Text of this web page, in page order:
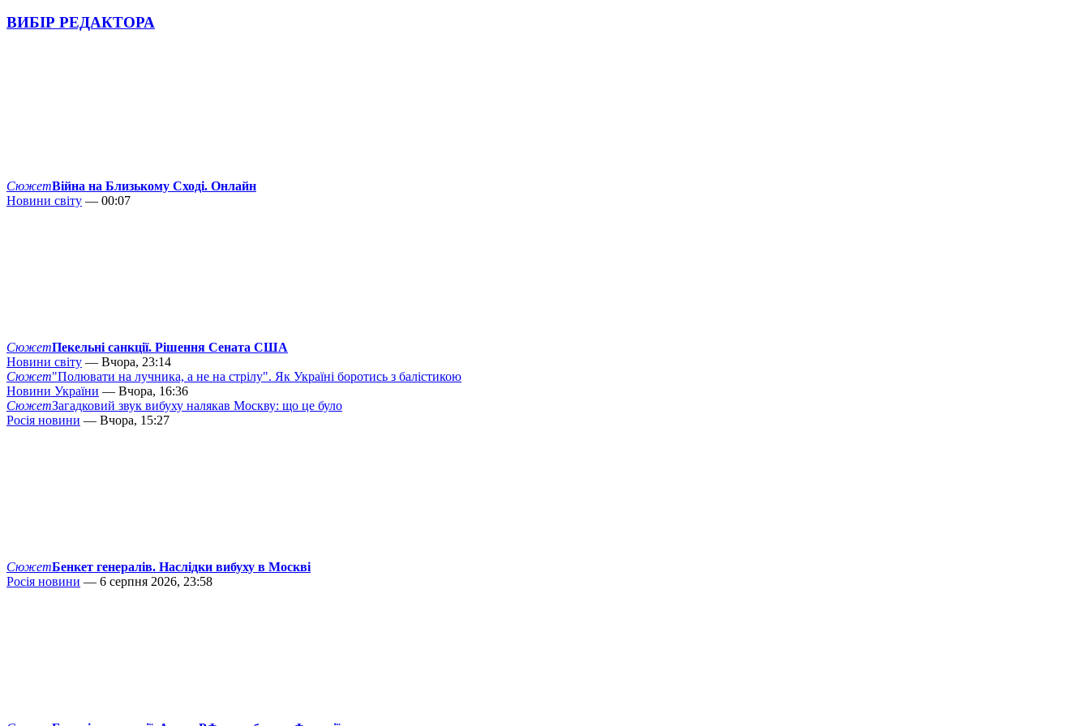
ВИБІР РЕДАКТОРА
СюжетВійна на Близькому Сході. Онлайн
Новини світу — 00:07
СюжетПекельні санкції. Рішення Сената США
Новини світу — Вчора, 23:14
Сюжет"Полювати на лучника, а не на стрілу". Як Україні боротись з балістикою
Новини України — Вчора, 16:36
СюжетЗагадковий звук вибуху налякав Москву: що це було
Росія новини — Вчора, 15:27
СюжетБенкет генералів. Наслідки вибуху в Москві
Росія новини — 6 серпня 2026, 23:58